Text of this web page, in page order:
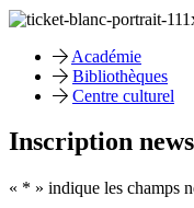
Académie
Bibliothèques
Centre culturel
Inscription
« * » indique les champs